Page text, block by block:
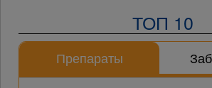
ТОП 10
Препараты